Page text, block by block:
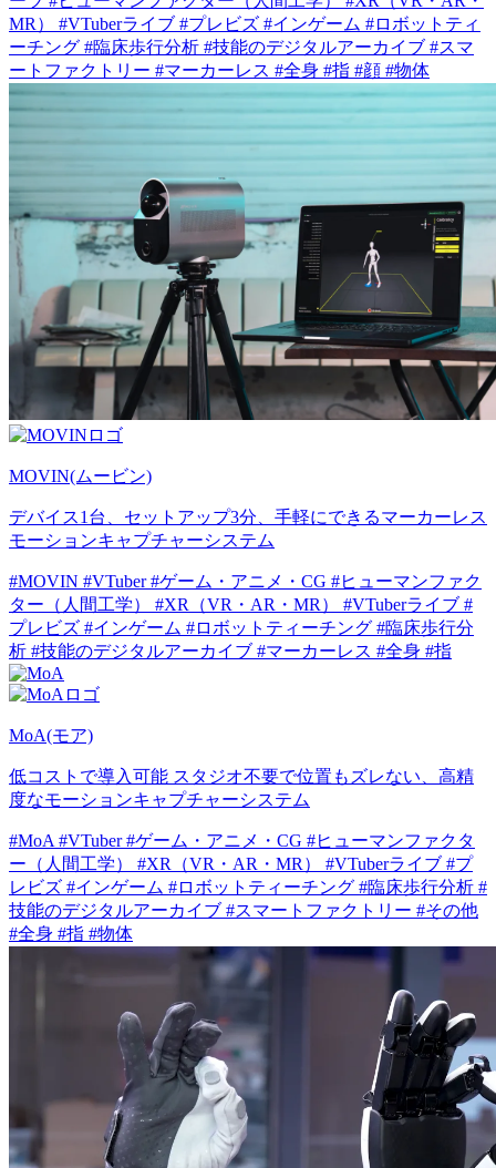
MR）
#VTuberライブ #プレビズ #インゲーム #ロボットティ
ーチング #臨床歩行分析 #技能のデジタルアーカイブ #スマ
ートファクトリー #マーカーレス #全身 #指 #顔 #物体
MOVIN(ムービン)
デバイス1台、セットアップ3分、手軽にできるマーカーレス
モーションキャプチャーシステム
#MOVIN #VTuber #ゲーム・アニメ・CG #ヒューマンファク
ター（人間工学）
#XR（VR・AR・MR） #VTuberライブ #
プレビズ #インゲーム #ロボットティーチング #臨床歩行分
析 #技能のデジタルアーカイブ #マーカーレス #全身 #指
MoA(モア)
低コストで導入可能 スタジオ不要で位置もズレない、高精
度なモーションキャプチャーシステム
#MoA #VTuber #ゲーム・アニメ・CG #ヒューマンファクタ
ー（人間工学）
#XR（VR・AR・MR） #VTuberライブ #プ
レビズ #インゲーム #ロボットティーチング #臨床歩行分析 #
技能のデジタルアーカイブ #スマートファクトリー #その他
#全身 #指 #物体